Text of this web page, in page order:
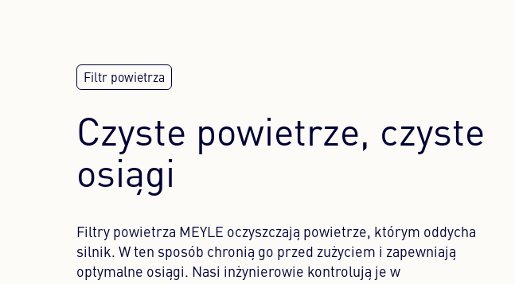
Czyste powietrze, czyste
osiągi
Filtry powietrza MEYLE oczyszczają powietrze, którym oddycha
silnik. W ten sposób chronią go przed zużyciem i zapewniają
optymalne osiągi. Nasi inżynierowie kontrolują je w